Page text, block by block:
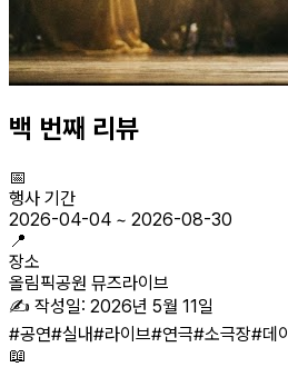
백 번째 리뷰
📅
행사 기간
2026-04-04 ~ 2026-08-30
📍
장소
올림픽공원 뮤즈라이브
✍️ 작성일: 2026년 5월 11일
#공연#실내#라이브#연극#소극장#데
📖